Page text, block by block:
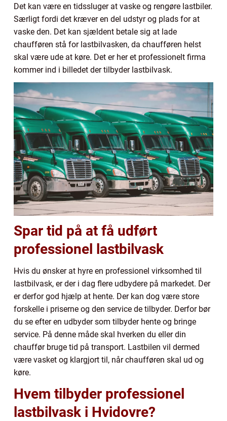
Det kan være en tidssluger at vaske og rengøre lastbiler.
Særligt fordi det kræver en del udstyr og plads for at
vaske den. Det kan sjældent betale sig at lade
chaufføren stå for lastbilvasken, da chaufføren helst
skal være ude at køre. Det er her et professionelt firma
kommer ind i billedet der tilbyder lastbilvask.
Spar tid på at få udført
professionel lastbilvask
Hvis du ønsker at hyre en professionel virksomhed til
lastbilvask, er der i dag flere udbydere på markedet. Der
er derfor god hjælp at hente. Der kan dog være store
forskelle i priserne og den service de tilbyder. Derfor bør
du se efter en udbyder som tilbyder hente og bringe
service. På denne måde skal hverken du eller din
chauffør bruge tid på transport. Lastbilen vil dermed
være vasket og klargjort til, når chaufføren skal ud og
køre.
Hvem tilbyder professionel
lastbilvask i Hvidovre?